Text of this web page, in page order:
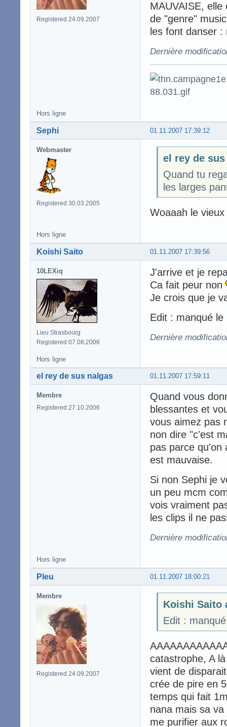
Registered 24.09.2007
MAUVAISE,
de "genre"
les font danser
Dernière
Hors ligne
01.11.2007 17:39:12
Sephi
Webmaster
Registered 30.03.2005
el rey de
Quand tu
les larges
Woaaah le
Hors ligne
01.11.2007 17:39:56
Koishi Saito
10LEXiq
Lieu Strasbourg
Registered 07.08.2006
J'arrive et je
Ca fait peur non
Je crois que je
Edit : manqué
Dernière
Hors ligne
01.11.2007 17:59:11
el rey de sus nalgas
Membre
Registered 27.10.2006
Quand vous
blessantes et
vous aimez pas
non dire "c'est
pas parce qu'on
est mauvaise.
Si non Sephi je
un peu mcm
vois vraiment
les clips il ne
Dernière
Hors ligne
01.11.2007 18:00:21
Pleu
Membre
Registered 24.09.2007
Koishi Saito
Edit :
catastrophe, A
vient de
crée de pire en
temps qui fait
nana mais sa
me purifier aux